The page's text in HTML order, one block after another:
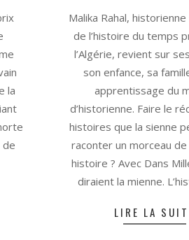
la
de
06-
02
Malika Rahal,
de l’histoire du temps
l’Algérie, revient sur
son enfance, sa
apprentissage du
d’historienne. Faire le
histoires que la sienne
raconter un morceau
histoire ? Avec Dans
diraient la mienne.
LIRE LA